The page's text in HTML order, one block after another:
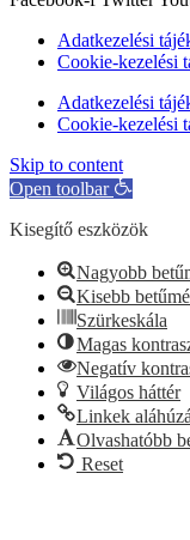
Adatkezelési
Cookie-kezelési
Adatkezelési
Cookie-kezelési
Skip to content
Open toolbar
Kisegítő eszközök
Nagyobb
Kisebb
Szürkeskála
Magas
Negatív
Világos háttér
Linkek
Olvashatóbb
Reset